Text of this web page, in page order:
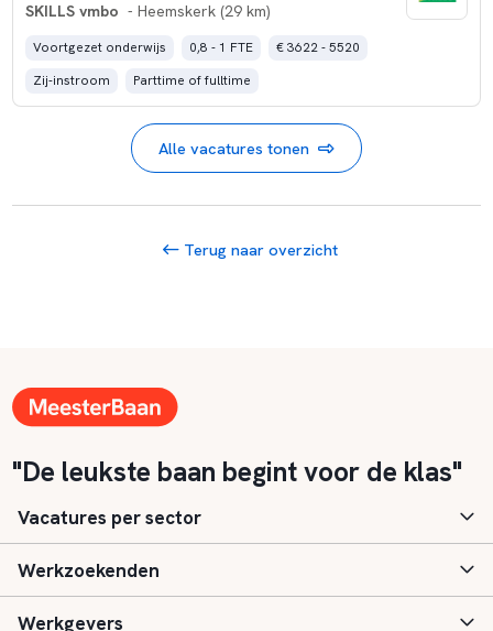
SKILLS vmbo - Heemskerk (29 km)
Voortgezet onderwijs 0,8 - 1 FTE
€ 3622 - 5520
Zij-instroom
Parttime of fulltime
Alle vacatures tonen
Terug naar overzicht
"De leukste baan begint voor de klas"
Vacatures per sector
Basisonderwijs
Speciaal (basis) onderwijs
Werkzoekenden
Aanmelden
Werkgevers